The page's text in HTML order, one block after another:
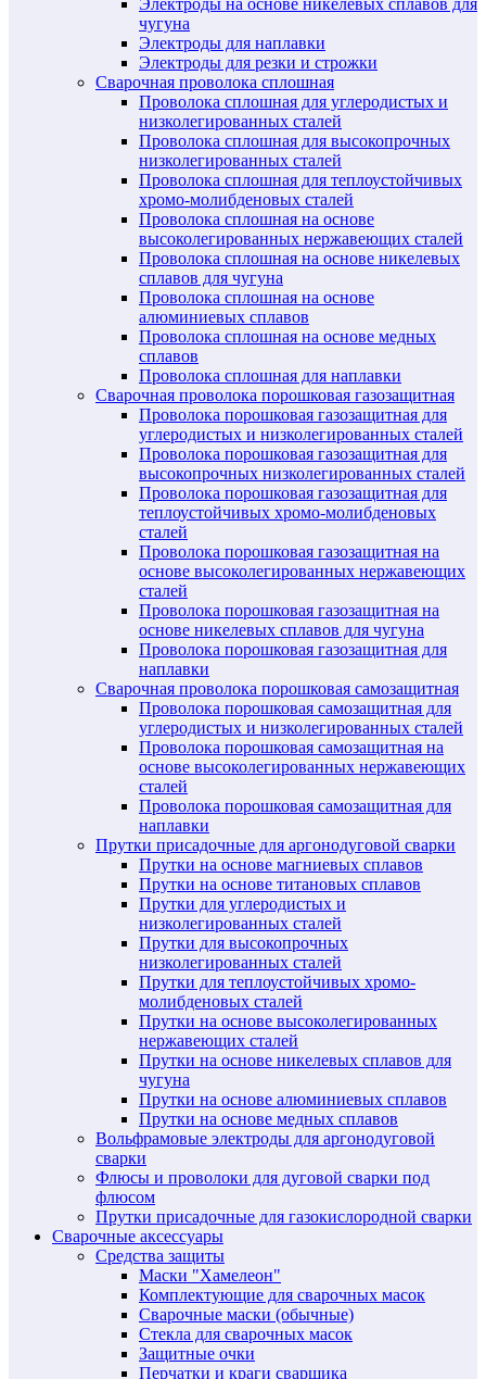
чугуна
Электроды для наплавки
Электроды для резки и строжки
Сварочная проволока сплошная
Проволока сплошная для углеродистых и
низколегированных сталей
Проволока сплошная для высокопрочных
низколегированных сталей
Проволока сплошная для теплоустойчивых
хромо-молибденовых сталей
Проволока сплошная на основе
высоколегированных нержавеющих сталей
Проволока сплошная на основе никелевых
сплавов для чугуна
Проволока сплошная на основе
алюминиевых сплавов
Проволока сплошная на основе медных
сплавов
Проволока сплошная для наплавки
Сварочная проволока порошковая газозащитная
Проволока порошковая газозащитная для
углеродистых и низколегированных сталей
Проволока порошковая газозащитная для
высокопрочных низколегированных сталей
Проволока порошковая газозащитная для
теплоустойчивых хромо-молибденовых
сталей
Проволока порошковая газозащитная на
основе высоколегированных нержавеющих
сталей
Проволока порошковая газозащитная на
основе никелевых сплавов для чугуна
Проволока порошковая газозащитная для
наплавки
Сварочная проволока порошковая самозащитная
Проволока порошковая самозащитная для
углеродистых и низколегированных сталей
Проволока порошковая самозащитная на
основе высоколегированных нержавеющих
сталей
Проволока порошковая самозащитная для
наплавки
Прутки присадочные для аргонодуговой сварки
Прутки на основе магниевых сплавов
Прутки на основе титановых сплавов
Прутки для углеродистых и
низколегированных сталей
Прутки для высокопрочных
низколегированных сталей
Прутки для теплоустойчивых хромо-
молибденовых сталей
Прутки на основе высоколегированных
нержавеющих сталей
Прутки на основе никелевых сплавов для
чугуна
Прутки на основе алюминиевых сплавов
Прутки на основе медных сплавов
Вольфрамовые электроды для аргонодуговой
сварки
Флюсы и проволоки для дуговой сварки под
флюсом
Прутки присадочные для газокислородной сварки
Сварочные аксессуары
Средства защиты
Маски "Хамелеон"
Комплектующие для сварочных масок
Сварочные маски (обычные)
Стекла для сварочных масок
Защитные очки
Перчатки и краги сварщика